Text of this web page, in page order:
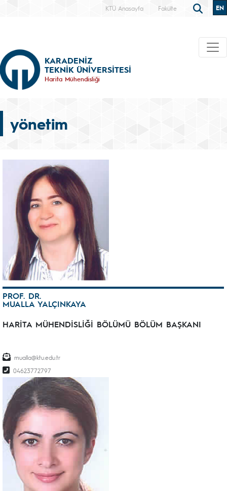
KTÜ Anasayfa Fakülte EN
KARADENİZ
TEKNİK ÜNİVERSİTESİ
Harita Mühendisliği
yönetim
PROF. DR.
MUALLA YALÇINKAYA
HARİTA MÜHENDİSLİĞİ BÖLÜMÜ BÖLÜM BAŞKANI
mualla@ktu.edu.tr
04623772797